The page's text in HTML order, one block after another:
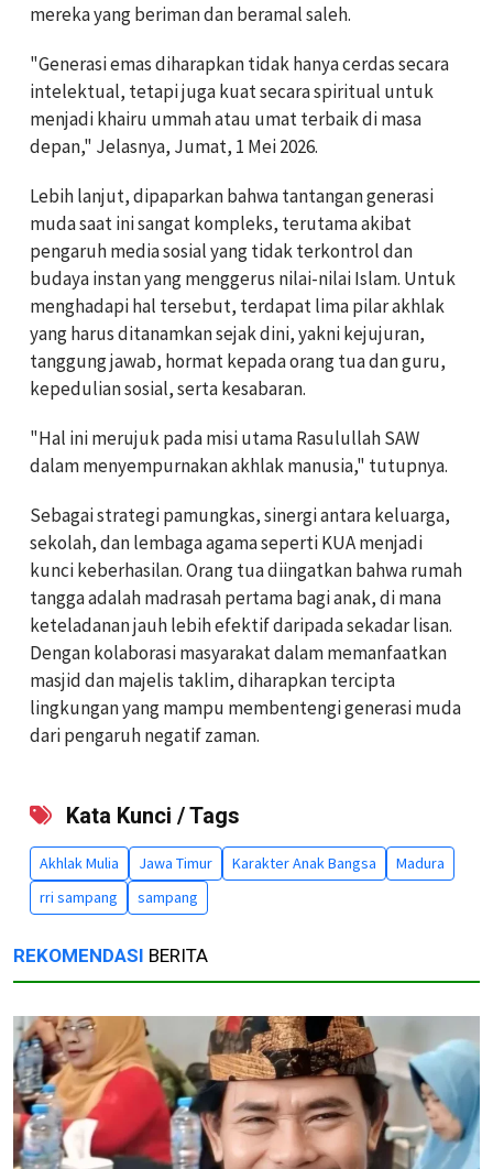
mereka yang beriman dan beramal saleh.
"Generasi emas diharapkan tidak hanya cerdas secara
intelektual, tetapi juga kuat secara spiritual untuk
menjadi khairu ummah atau umat terbaik di masa
depan," Jelasnya, Jumat, 1 Mei 2026.
Lebih lanjut, dipaparkan bahwa tantangan generasi
muda saat ini sangat kompleks, terutama akibat
pengaruh media sosial yang tidak terkontrol dan
budaya instan yang menggerus nilai-nilai Islam. Untuk
menghadapi hal tersebut, terdapat lima pilar akhlak
yang harus ditanamkan sejak dini, yakni kejujuran,
tanggung jawab, hormat kepada orang tua dan guru,
kepedulian sosial, serta kesabaran.
"Hal ini merujuk pada misi utama Rasulullah SAW
dalam menyempurnakan akhlak manusia," tutupnya.
⁠⁠⁠⁠⁠⁠⁠Sebagai strategi pamungkas, sinergi antara keluarga,
sekolah, dan lembaga agama seperti KUA menjadi
kunci keberhasilan. Orang tua diingatkan bahwa rumah
tangga adalah madrasah pertama bagi anak, di mana
keteladanan jauh lebih efektif daripada sekadar lisan.
Dengan kolaborasi masyarakat dalam memanfaatkan
masjid dan majelis taklim, diharapkan tercipta
lingkungan yang mampu membentengi generasi muda
dari pengaruh negatif zaman.
Kata Kunci / Tags
Akhlak Mulia Jawa Timur Karakter Anak Bangsa
Madura
rri sampang
sampang
REKOMENDASI BERITA